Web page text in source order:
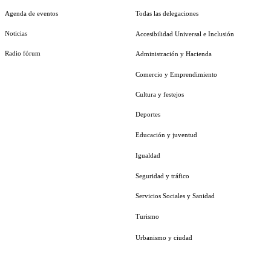
Agenda de eventos
Noticias
Radio fórum
Todas las delegaciones
Accesibilidad Universal e Inclusión
Administración y Hacienda
Comercio y Emprendimiento
Cultura y festejos
Deportes
Educación y juventud
Igualdad
Seguridad y tráfico
Servicios Sociales y Sanidad
Turismo
Urbanismo y ciudad